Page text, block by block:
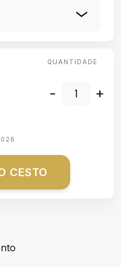
QUANTIDADE
- +
CESTO